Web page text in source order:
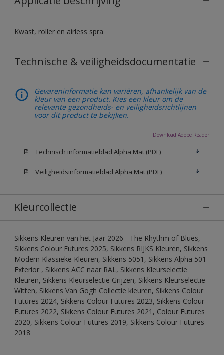
Kwast, roller en airless spra
Technische & veiligheidsdocumentatie
Gevareninformatie kan variëren, afhankelijk van de
kleur van een product. Kies een kleur om de
relevante gezondheids- en veiligheidsrichtlijnen
voor dit product te bekijken.
Download Adobe Reader
Technisch informatieblad Alpha Mat (PDF)
Veiligheidsinformatieblad Alpha Mat (PDF)
Kleurcollectie
Sikkens Kleuren van het Jaar 2026 - The Rhythm of Blues,
Sikkens Colour Futures 2025, Sikkens RIJKS Kleuren, Sikkens
Modern Klassieke Kleuren, Sikkens 5051, Sikkens Alpha 501
Exterior , Sikkens ACC naar RAL, Sikkens Kleurselectie
Kleuren, Sikkens Kleurselectie Grijzen, Sikkens Kleurselectie
Witten, Sikkens Van Gogh Collectie kleuren, Sikkens Colour
Futures 2024, Sikkens Colour Futures 2023, Sikkens Colour
Futures 2022, Sikkens Colour Futures 2021, Colour Futures
2020, Sikkens Colour Futures 2019, Sikkens Colour Futures
2018